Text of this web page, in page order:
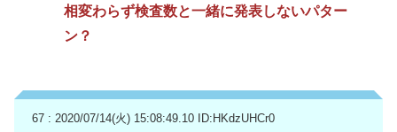
相変わらず検査数と一緒に発表しないパター
ン？
67 : 2020/07/14(火) 15:08:49.10 ID:HKdzUHCr0